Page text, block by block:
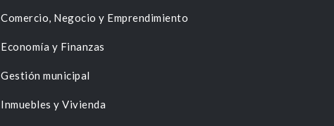
Comercio, Negocio y Emprendimiento
Economía y Finanzas
Gestión municipal
Inmuebles y Vivienda